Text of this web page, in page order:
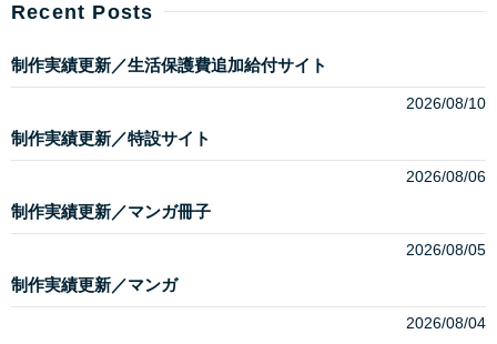
Recent Posts
制作実績更新／生活保護費追加給付サイト
2026/08/10
制作実績更新／特設サイト
2026/08/06
制作実績更新／マンガ冊子
2026/08/05
制作実績更新／マンガ
2026/08/04